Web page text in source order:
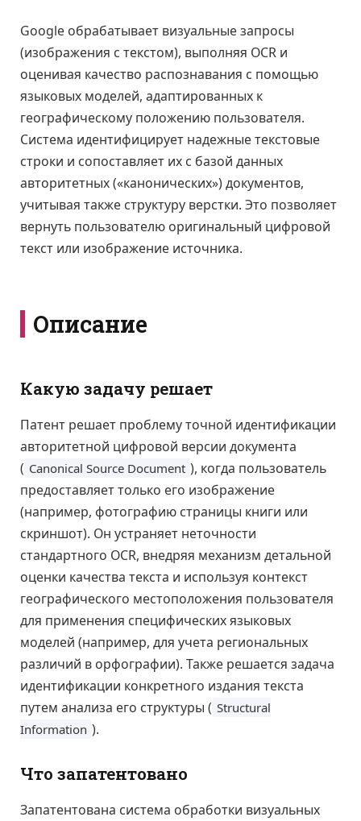
Google обрабатывает визуальные запросы
(изображения с текстом), выполняя OCR и
оценивая качество распознавания с помощью
языковых моделей, адаптированных к
географическому положению пользователя.
Система идентифицирует надежные текстовые
строки и сопоставляет их с базой данных
авторитетных («канонических») документов,
учитывая также структуру верстки. Это позволяет
вернуть пользователю оригинальный цифровой
текст или изображение источника.
Описание
Какую задачу решает
Патент решает проблему точной идентификации
авторитетной цифровой версии документа
( Canonical Source Document ), когда пользователь
предоставляет только его изображение
(например, фотографию страницы книги или
скриншот). Он устраняет неточности
стандартного OCR, внедряя механизм детальной
оценки качества текста и используя контекст
географического местоположения пользователя
для применения специфических языковых
моделей (например, для учета региональных
различий в орфографии). Также решается задача
идентификации конкретного издания текста
путем анализа его структуры ( Structural
Information ).
Что запатентовано
Запатентована система обработки визуальных